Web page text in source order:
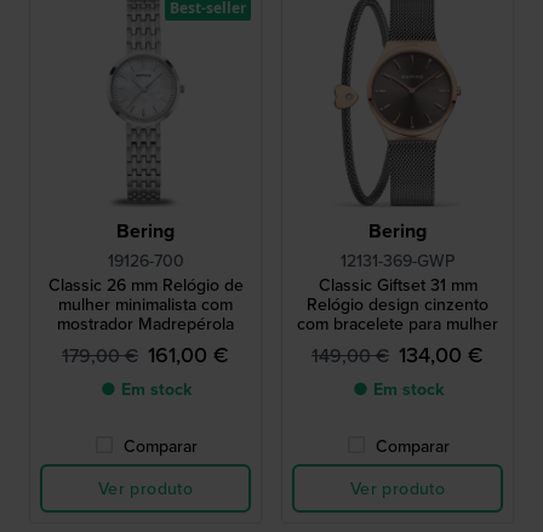
Bering
19126-700
Classic 26 mm Relógio de
mulher minimalista com
mostrador Madrepérola
179,00 € 161,00 €
● Em stock
Comparar
Ver produto
Best-seller
Bering
12131-369-GWP
Classic Giftset 31 mm
Relógio design cinzento
com bracelete para mulher
149,00 € 134,00 €
● Em stock
Comparar
Ver produto